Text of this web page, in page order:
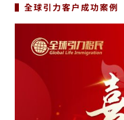
▌全球引力客户成功案例